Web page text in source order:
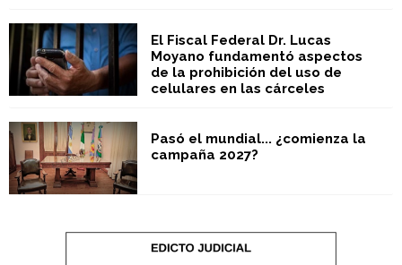
El Fiscal Federal Dr. Lucas
Moyano fundamentó aspectos
de la prohibición del uso de
celulares en las cárceles
Pasó el mundial... ¿comienza la
campaña 2027?